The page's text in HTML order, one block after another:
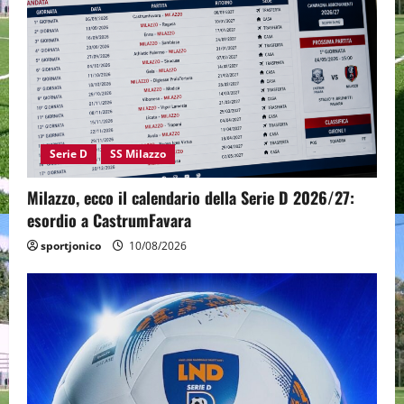
Serie D SS Milazzo
Milazzo, ecco il calendario della Serie D 2026/27:
esordio a CastrumFavara
sportjonico 10/08/2026